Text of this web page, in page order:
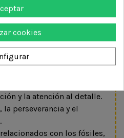
la paleontología y las
y el pensamiento
y la atención al detalle.
perseverancia y el
con los fósiles,
cookies